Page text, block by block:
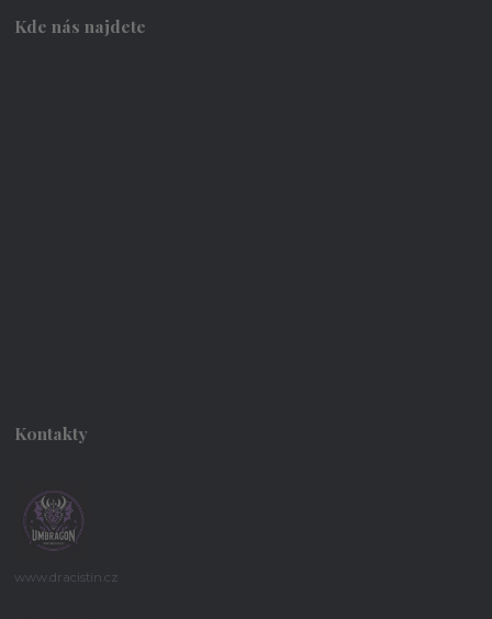
Kde nás najdete
Kontakty
www.dracistin.cz